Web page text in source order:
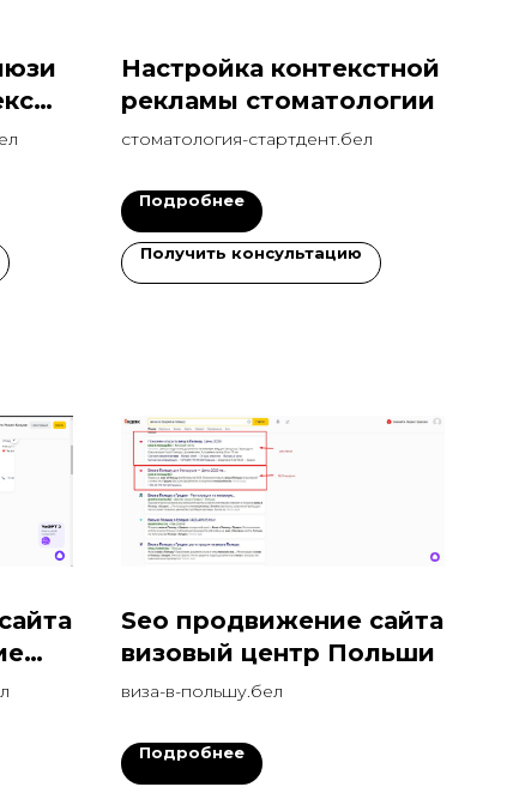
Настройка контекстной
рекламы стоматологии
стоматология-стартдент.бел
Подробнее
Получить консультацию
Seo продвижение сайта
визовый центр Польши
виза-в-польшу.бел
Подробнее